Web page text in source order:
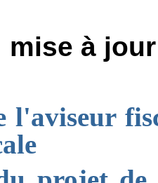
mise à
l'aviseur